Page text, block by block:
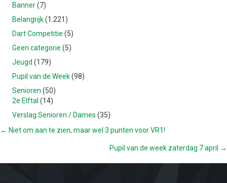
Banner(7)
Belangrijk(1.221)
Dart Competitie (5)
Geen categorie (5)
Jeugd (179)
Pupil van de Week(98)
Senioren (50)
2e Elftal (14)
Verslag Senioren / Dames (35)
POSTS
← Niet om aan te zien, maar wel 3 punten voor VR1!
Pupil van de week zaterdag 7 april →